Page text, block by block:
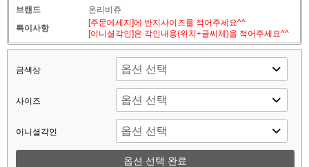
브랜드
온리비쥬
특이사항
[주문메세지]에 반지사이즈를 적어주세요^^
[이니셜각인]은 각인내용(위치+글씨체)을 적어주세요^^
금색상
사이즈
이니셜각인
옵션 선택 완료